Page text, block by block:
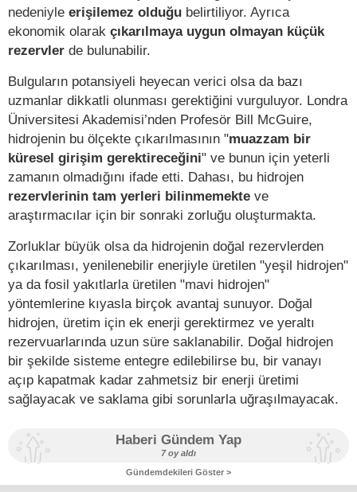
nedeniyle erişilemez olduğu belirtiliyor. Ayrıca
ekonomik olarak çıkarılmaya uygun olmayan küçük
rezervler de bulunabilir.
Bulguların potansiyeli heyecan verici olsa da bazı
uzmanlar dikkatli olunması gerektiğini vurguluyor. Londra
Üniversitesi Akademisi’nden Profesör Bill McGuire,
hidrojenin bu ölçekte çıkarılmasının "muazzam bir
küresel girişim gerektireceğini" ve bunun için yeterli
zamanın olmadığını ifade etti. Dahası, bu hidrojen
rezervlerinin tam yerleri bilinmemekte ve
araştırmacılar için bir sonraki zorluğu oluşturmakta.
Zorluklar büyük olsa da hidrojenin doğal rezervlerden
çıkarılması, yenilenebilir enerjiyle üretilen "yeşil hidrojen"
ya da fosil yakıtlarla üretilen "mavi hidrojen"
yöntemlerine kıyasla birçok avantaj sunuyor. Doğal
hidrojen, üretim için ek enerji gerektirmez ve yeraltı
rezervuarlarında uzun süre saklanabilir. Doğal hidrojen
bir şekilde sisteme entegre edilebilirse bu, bir vanayı
açıp kapatmak kadar zahmetsiz bir enerji üretimi
sağlayacak ve saklama gibi sorunlarla uğraşılmayacak.
Haberi Gündem Yap
7 oy aldı
Gündemdekileri Göster >